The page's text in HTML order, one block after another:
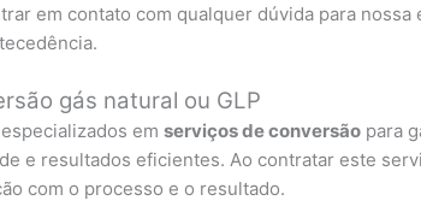
em contato com qualquer dúvida para
gás natural ou GLP
em serviços de conversão para
e resultados eficientes. Ao contratar este
com o processo e o resultado.